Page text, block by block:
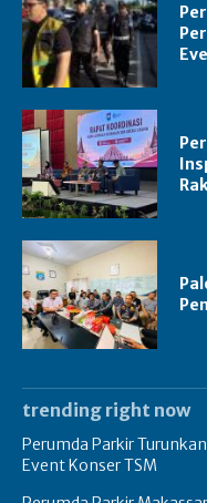
trending right now
Perumda Parkir
Event Konser TSM